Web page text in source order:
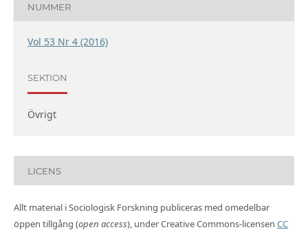
NUMMER
Vol 53 Nr 4 (2016)
SEKTION
Övrigt
LICENS
Allt material i Sociologisk Forskning publiceras med omedelbar
öppen tillgång (open access), under Creative Commons-licensen CC